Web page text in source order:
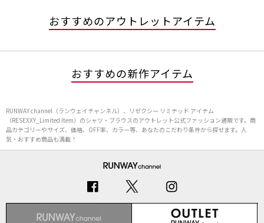
おすすめのアウトレットアイテム
おすすめの新作アイテム
RUNWAY channel（ランウェイチャンネル）、リゼクシー リミテッド アイテム
（RESEXXY_Limited Item）のシャツ・ブラウスのアウトレット公式ファッション通販です。商
品カテゴリーやサイズ、価格、OFF率、カラー等、あなたのこだわり条件から探せます。人
気・おすすめ商品も満載！